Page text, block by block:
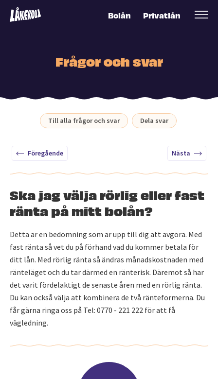
Bolån Privatlån
Frågor och svar
Till alla frågor och svar Dela svar
Föregående Nästa
Ska jag välja rörlig eller fast
ränta på mitt bolån?
Detta är en bedömning som är upp till dig att avgöra. Med
fast ränta så vet du på förhand vad du kommer betala för
ditt lån. Med rörlig ränta så ändras månadskostnaden med
ränteläget och du tar därmed en ränterisk. Däremot så har
det varit fördelaktigt de senaste åren med en rörlig ränta.
Du kan också välja att kombinera de två ränteformerna. Du
får gärna ringa oss på Tel: 0770 - 221 222 för att få
vägledning.